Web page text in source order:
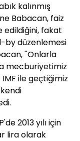
kalınmış
Babacan, faiz
edildiğini, fakat
by düzenlemesi
''Onlarla
mecburiyetimiz
ile geçtiğimiz
2013 yılı için
lira olarak